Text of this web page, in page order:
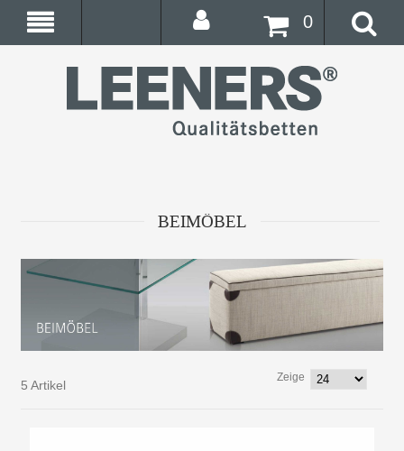
0
BEIMÖBEL
5 Artikel
Zeige